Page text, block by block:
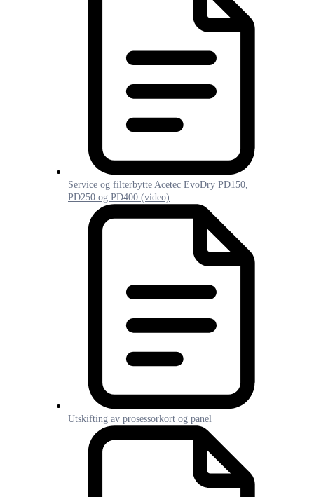
Service og filterbytte Acetec EvoDry PD150,
PD250 og PD400 (video)
Utskifting av prosessorkort og panel